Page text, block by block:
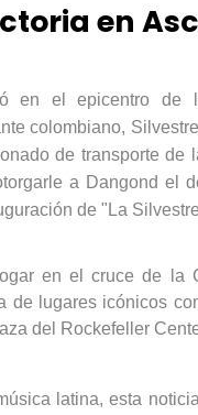
en
en el epicentro de
colombiano, Silvestre
de transporte de
a Dangond el
de "La Silvestre
en el cruce de la
de lugares icónicos
del Rockefeller
latina, esta